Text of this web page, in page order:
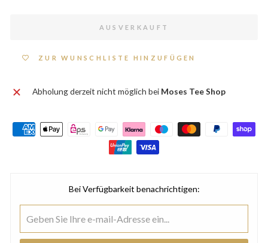
AUSVERKAUFT
ZUR WUNSCHLISTE HINZUFÜGEN
Abholung derzeit nicht möglich bei Moses Tee Shop
Bei Verfügbarkeit benachrichtigen: